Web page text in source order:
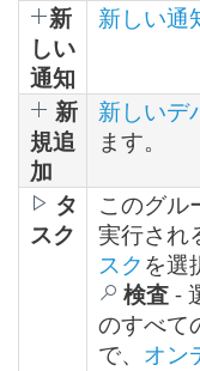
新
しい
通知
新しい通
新
規追
加
新しいデ
ます。
タ
スク
このグル
実行され
スク を選
検査 -
のすべて
で、 オン